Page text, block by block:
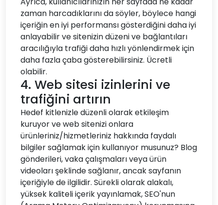
zaman harcadıklarını da söyler, böylece hangi
içeriğin en iyi performansı gösterdiğini daha iyi
anlayabilir ve sitenizin düzeni ve bağlantıları
aracılığıyla trafiği daha hızlı yönlendirmek için
daha fazla çaba gösterebilirsiniz. Ücretli
olabilir.
4. Web sitesi izinlerini ve
trafiğini artırın
Hedef kitlenizle düzenli olarak etkileşim
kuruyor ve web sitenizi onlara
ürünleriniz/hizmetleriniz hakkında faydalı
bilgiler sağlamak için kullanıyor musunuz? Blog
gönderileri, vaka çalışmaları veya ürün
videoları şeklinde sağlanır, ancak sayfanın
içeriğiyle de ilgilidir. Sürekli olarak alakalı,
yüksek kaliteli içerik yayınlamak, SEO'nun